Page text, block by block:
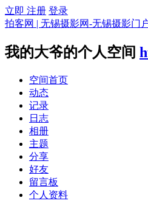
立即 注册 登录
拍客网 | 无锡摄影网-无锡摄影门
我的大爷的个人空间
空间首页
动态
记录
日志
相册
主题
分享
好友
留言板
个人资料